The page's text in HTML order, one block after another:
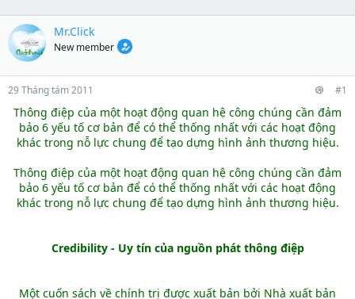
Mr.Click
New member
29 Tháng tám 2011 #1
Thông điệp của một hoạt động quan hệ công chúng cần đảm
bảo 6 yếu tố cơ bản để có thể thống nhất với các hoạt động
khác trong nỗ lực chung để tạo dựng hình ảnh thương hiệu.
Thông điệp của một hoạt động quan hệ công chúng cần đảm
bảo 6 yếu tố cơ bản để có thể thống nhất với các hoạt động
khác trong nỗ lực chung để tạo dựng hình ảnh thương hiệu.
Credibility - Uy tín của nguồn phát thông điệp
Một cuốn sách về chính trị được xuất bản bởi Nhà xuất bản